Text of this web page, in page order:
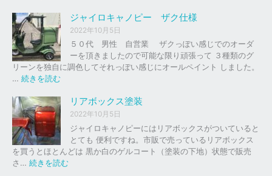
イ
ク
車
下
、
買
取
を
は
ャ
イ
ロ
ッ
ド
ッ
ド
ジャイロキャノピー ザク仕様
2022年10月5日
５０代 男性 自営業 ザクっぽい感じでのオーダ
ーを頂きましたので可能な限り頑張って ３種類のグ
リーンを独自に調色してそれっぽい感じにオールペイント しました。
… 続きを読む
イ
ロ
キ
ャ
ノ
ピ
リアボックス塗装
2022年10月5日
ジャイロキャノピーにはリアボックスがついていると
とても 便利ですね。市販で売っているリアボックス
を買うとほとんどは 黒か白のゲルコート（塗装の下地）状態で販売
さ… 続きを読む